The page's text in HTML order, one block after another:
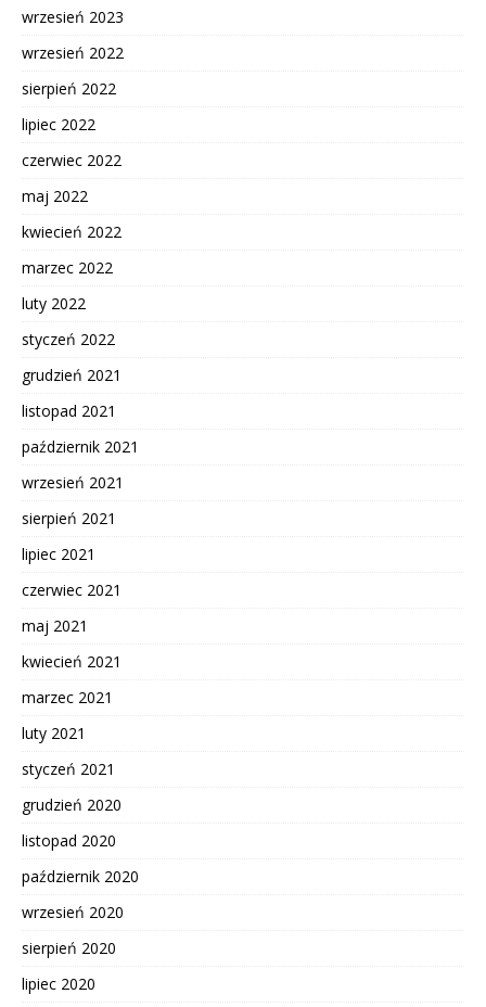
wrzesień 2023
wrzesień 2022
sierpień 2022
lipiec 2022
czerwiec 2022
maj 2022
kwiecień 2022
marzec 2022
luty 2022
styczeń 2022
grudzień 2021
listopad 2021
październik 2021
wrzesień 2021
sierpień 2021
lipiec 2021
czerwiec 2021
maj 2021
kwiecień 2021
marzec 2021
luty 2021
styczeń 2021
grudzień 2020
listopad 2020
październik 2020
wrzesień 2020
sierpień 2020
lipiec 2020